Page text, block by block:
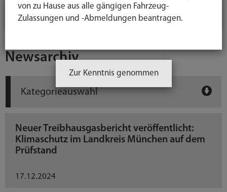
Newsarchiv
Kategorieauswahl
Neuer Treibhausgasbericht veröffentlicht:
Klimaschutz im Landkreis München auf dem
Prüfstand
17.12.2024
2024
von zu Hause aus alle gängigen Fahrzeug-
Zulassungen und -Abmeldungen beantragen.
Zur Kenntnis genommen